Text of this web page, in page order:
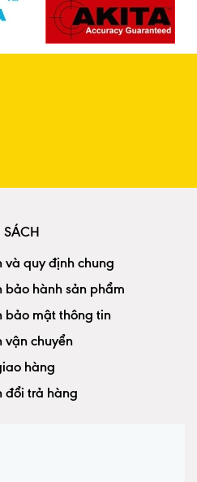
và quy định chung
bảo hành sản phẩm
bảo mật thông tin
vận chuyển
hàng
đổi trả hàng